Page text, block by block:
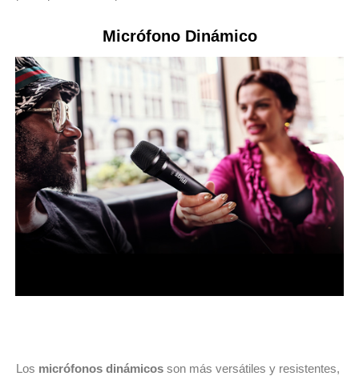
Micrófono Dinámico
Los micrófonos dinámicos son más versátiles y resistentes,